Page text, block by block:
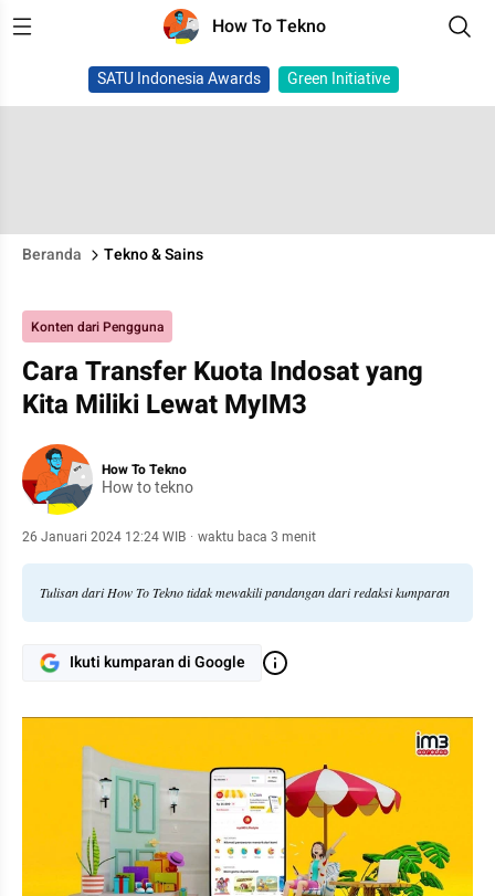
How To Tekno
SATU Indonesia Awards Green Initiative
Beranda Tekno & Sains
Konten dari Pengguna
Cara Transfer Kuota Indosat yang
Kita Miliki Lewat MyIM3
How To Tekno
How to tekno
26 Januari 2024 12:24 WIB · waktu baca 3 menit
Tulisan dari How To Tekno tidak mewakili pandangan dari redaksi kumparan
Ikuti kumparan di Google